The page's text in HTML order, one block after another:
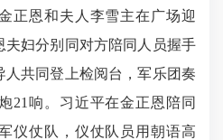
正恩和夫人李雪主在广场迎
妇分别同对方陪同人员握手
共同登上检阅台，军乐团奏
21响。习近平在金正恩陪同
仪仗队，仪仗队员 用朝语高